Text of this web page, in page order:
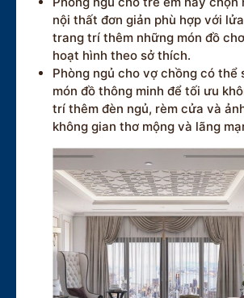
nội thất đơn giản phù hợp với
trang trí thêm những món đồ
hoạt hình theo sở thích.
Phòng ngủ cho vợ chồng có thể
món đồ thông minh để tối ưu
trí thêm đèn ngủ, rèm cửa và
không gian thơ mộng và lãng